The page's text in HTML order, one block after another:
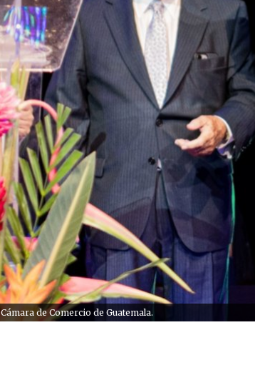
de Comercio de Guatemala.